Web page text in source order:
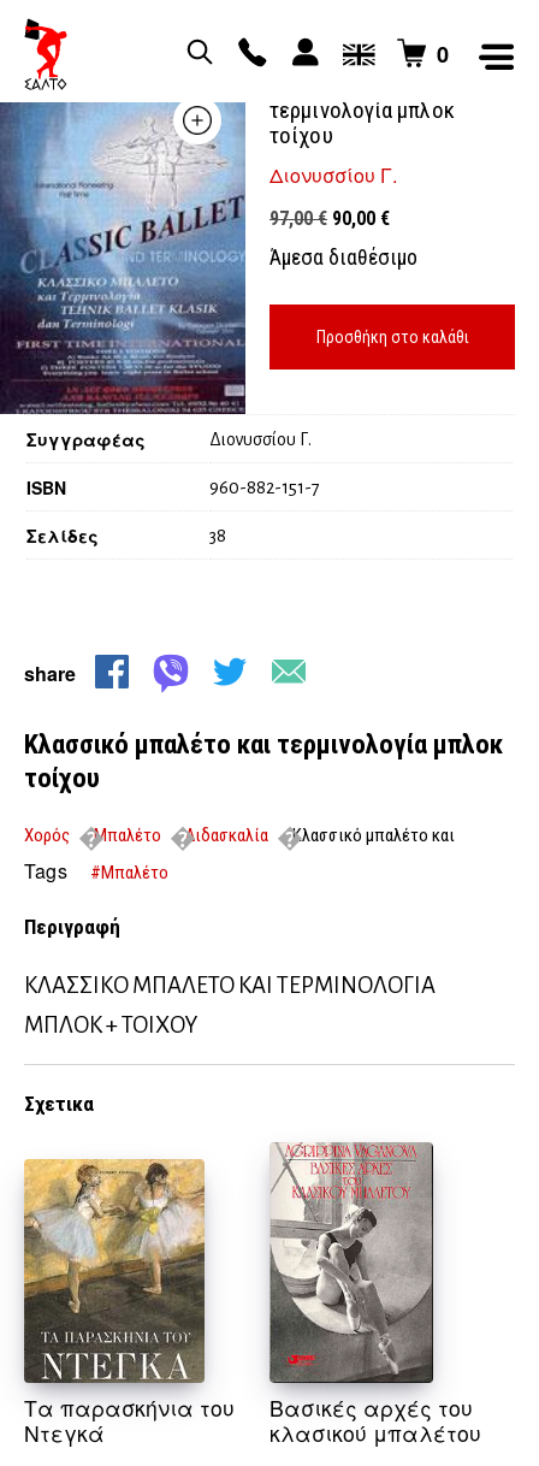
0
τερμινολογία μπλοκ
τοίχου
Διονυσσίου Γ.
97,00€ Original
price
97,00 €.
90,00 €Η
τρέχουσα
τιμή
είναι:
90,00 €.
Άμεσα διαθέσιμο
Προσθήκη στο καλάθι
Συγγραφέας Διονυσσίου Γ.
ISBN 960-882-151-7
Σελίδες 38
share
Κλασσικό μπαλέτο και τερμινολογία μπλοκ
τοίχου
Χορός Μπαλέτο Διδασκαλία
Κλασσικό μπαλέτο και
τερμινολογία μπλοκ τοίχου
Tags #Μπαλέτο
Περιγραφή
ΚΛΑΣΣΙΚΟ ΜΠΑΛΕΤΟ ΚΑΙ ΤΕΡΜΙΝΟΛΟΓΙΑ
ΜΠΛΟΚ + ΤΟΙΧΟΥ
Σχετικα
Τα παρασκήνια του
Ντεγκά
Βασικές αρχές του
κλασικού μπαλέτου